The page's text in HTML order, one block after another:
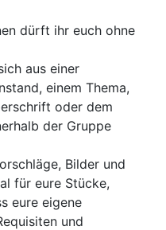
dürft ihr euch ohne
aus einer
einem Thema,
oder dem
der Gruppe
Bilder und
für eure Stücke,
eure eigene
und